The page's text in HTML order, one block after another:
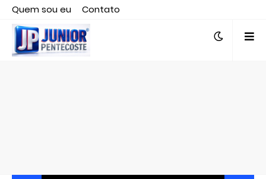
Quem sou eu
Contato
Editor responsável, jornalista Clovis Almeida.